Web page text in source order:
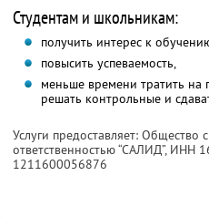
Студентам и школьникам:
получить интерес к
повысить успеваемость,
меньше времени тратить на
решать контрольные и
Услуги предоставляет: Общество
ответственностью “САЛИД”, ИНН
1211600056876